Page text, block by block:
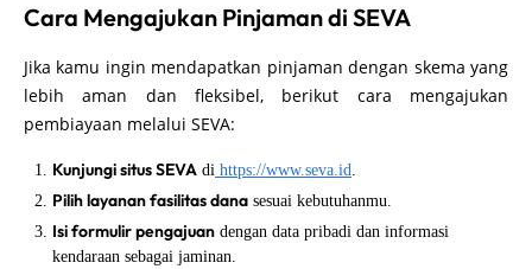
Cara Mengajukan Pinjaman di SEVA
Jika kamu ingin mendapatkan pinjaman dengan skema yang
lebih aman dan fleksibel, berikut cara mengajukan
pembiayaan melalui SEVA:
Kunjungi situs SEVA di https://www.seva.id
Pilih layanan fasilitas dana sesuai kebutuhanmu.
Isi formulir pengajuan dengan data pribadi dan informasi
kendaraan sebagai jaminan.